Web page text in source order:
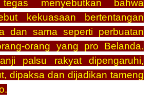
menyebutkan bahwa
kekuasaan bertentangan
dan sama seperti perbuatan
orang yang pro Belanda.
palsu rakyat dipengaruhi,
dipaksa dan dijadikan tameng